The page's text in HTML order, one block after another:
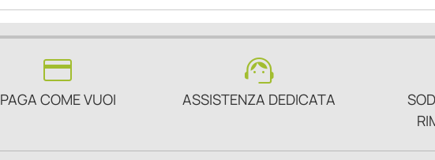
credit_card
PAGA COME VUOI
support_agent
ASSISTENZA DEDICATA